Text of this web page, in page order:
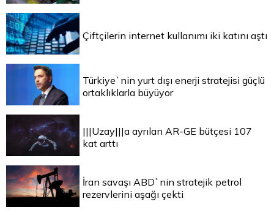
Çiftçilerin internet kullanımı iki katını aştı
Türkiye`nin yurt dışı enerji stratejisi güçlü
ortaklıklarla büyüyor
|||Uzay|||a ayrılan AR-GE bütçesi 107
kat arttı
İran savaşı ABD`nin stratejik petrol
rezervlerini aşağı çekti